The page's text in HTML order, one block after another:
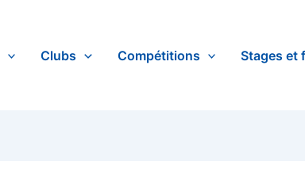
Clubs Compétitions Stages et